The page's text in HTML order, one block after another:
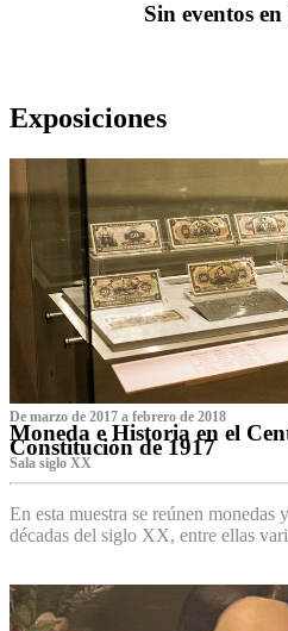
Sin eventos
Exposiciones
De marzo de 2017 a febrero de 2018
Moneda e Historia en el
Constitución de 1917
Sala siglo XX
En esta muestra se reúnen monedas
décadas del siglo XX, entre ellas